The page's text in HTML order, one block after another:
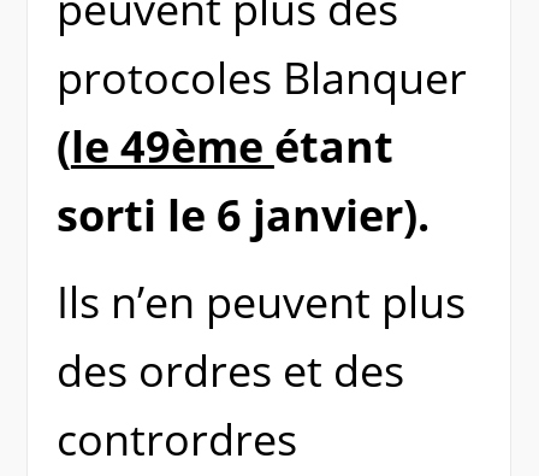
protocoles Blanquer
(le 49ème étant
sorti le 6 janvier).
Ils n’en peuvent plus
des ordres et des
contrordres